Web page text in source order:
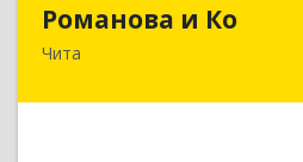
Романова и Ко
Чита672000, Забайкальский